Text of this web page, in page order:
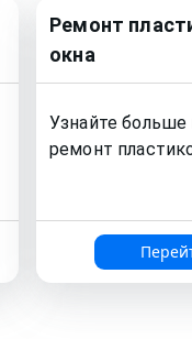
Ремонт
окна
Узнайте больше
ремонт